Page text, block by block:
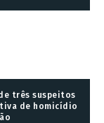
três suspeitos
de homicídio